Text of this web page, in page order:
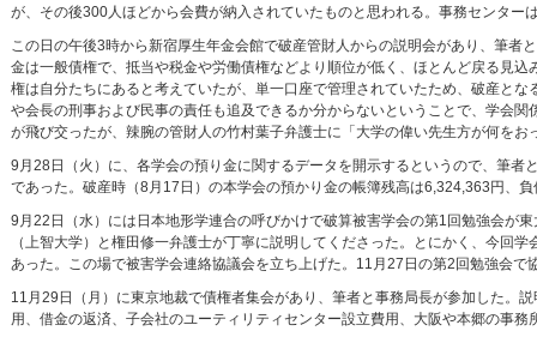
が、その後300人ほどから会費が納入されていたものと思われる。事務センタ
この日の午後3時から新宿厚生年金会館で破産管財人からの説明会があり、筆
金は一般債権で、抵当や税金や労働債権などより順位が低く、ほとんど戻る見
権は自分たちにあると考えていたが、単一口座で管理されていたため、破産と
や会長の刑事および民事の責任も追及できるか分からないということで、学会
が飛び交ったが、辣腕の管財人の竹村葉子弁護士に「大学の偉い先生方が何を
9月28日（火）に、各学会の預り金に関するデータを開示するというので、筆
であった。破産時（8月17日）の本学会の預かり金の帳簿残高は6,324,363円、
9月22日（水）には日本地形学連合の呼びかけで破算被害学会の第1回勉強会が
（上智大学）と権田修一弁護士が丁寧に説明してくださった。とにかく、今回
あった。この場で被害学会連絡協議会を立ち上げた。11月27日の第2回勉強会で
11月29日（月）に東京地裁で債権者集会があり、筆者と事務局長が参加した。
用、借金の返済、子会社のユーティリティセンター設立費用、大阪や本郷の事